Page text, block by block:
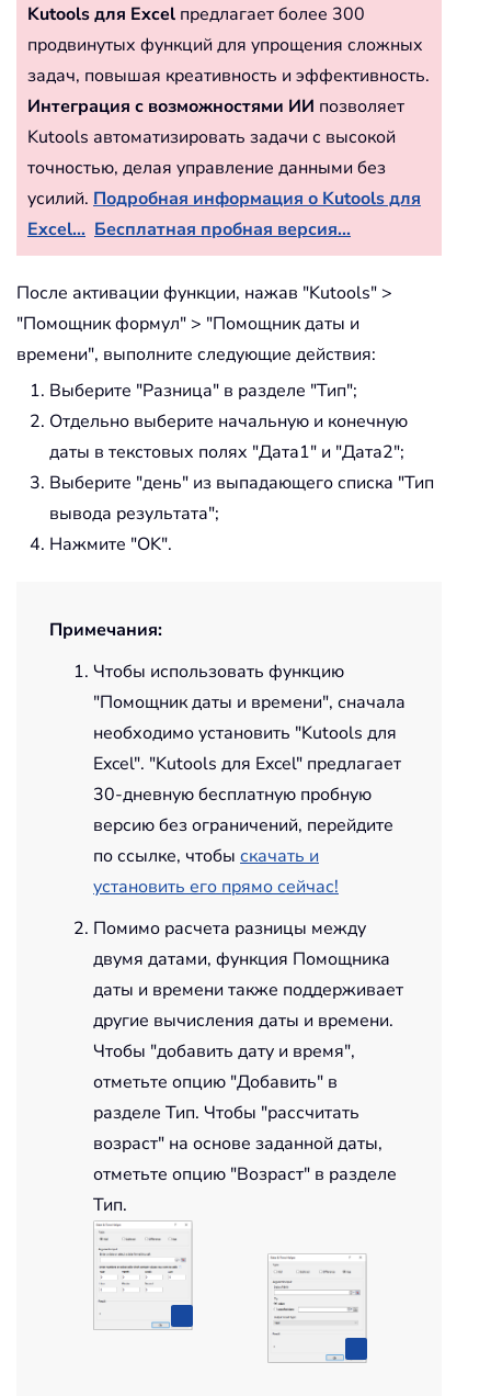
Kutools для Excel предлагает более 300
продвинутых функций для упрощения сложных
задач, повышая креативность и эффективность.
Интеграция с возможностями ИИ позволяет
Kutools автоматизировать задачи с высокой
точностью, делая управление данными без
усилий. Подробная информация о Kutools для
Excel... Бесплатная пробная версия...
После активации функции, нажав "Kutools" >
"Помощник формул" > "Помощник даты и
времени", выполните следующие действия:
Выберите "Разница" в разделе "Тип";
Отдельно выберите начальную и конечную
даты в текстовых полях "Дата1" и "Дата2";
Выберите "день" из выпадающего списка "Тип
вывода результата";
Нажмите "OK".
Примечания:
Чтобы использовать функцию
"Помощник даты и времени", сначала
необходимо установить "Kutools для
Excel". "Kutools для Excel" предлагает
30-дневную бесплатную пробную
версию без ограничений, перейдите
по ссылке, чтобы скачать и
установить его прямо сейчас!
Помимо расчета разницы между
двумя датами, функция Помощника
даты и времени также поддерживает
другие вычисления даты и времени.
Чтобы "добавить дату и время",
отметьте опцию "Добавить" в
разделе Тип. Чтобы "рассчитать
возраст" на основе заданной даты,
отметьте опцию "Возраст" в разделе
Тип.